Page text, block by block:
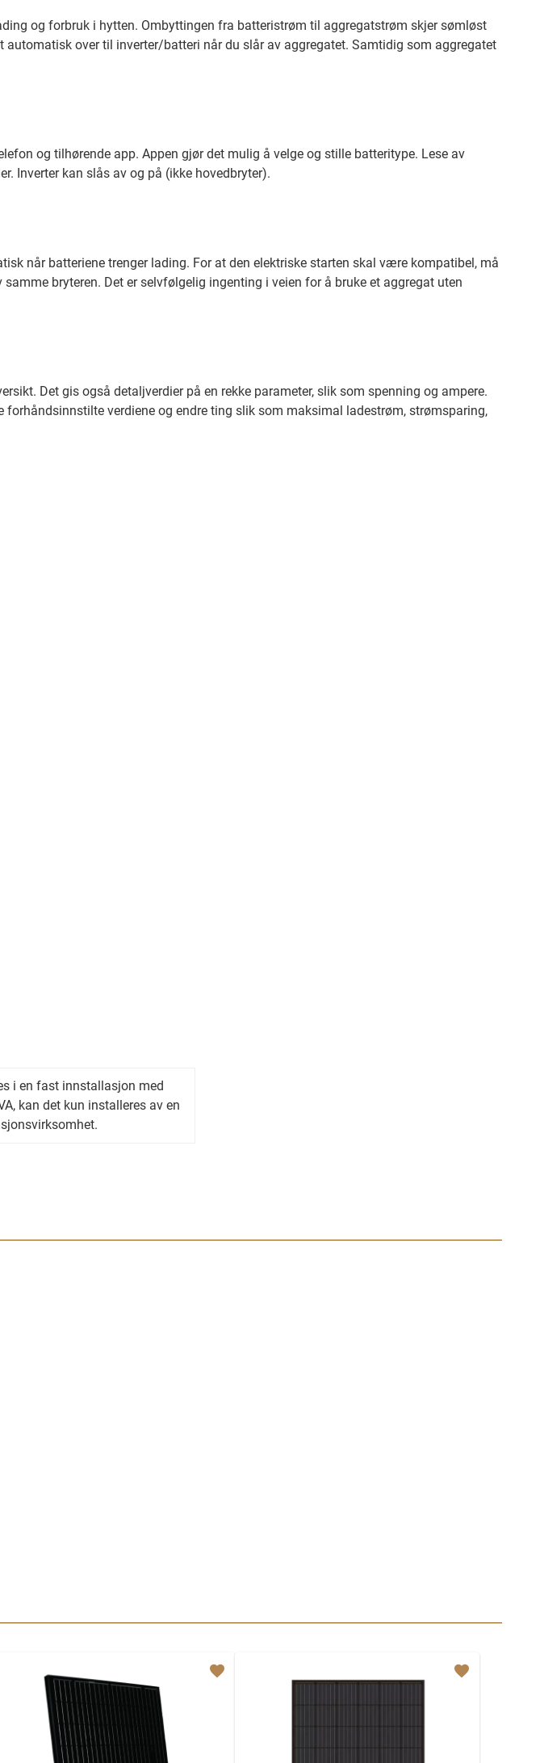
og forbruk i hytten. Ombyttingen fra batteristrøm til aggregatstrøm skjer sømløst
over til inverter/batteri når du slår av aggregatet. Samtidig som aggregatet
og tilhørende app. Appen gjør det mulig å velge og stille batteritype. Lese av
Inverter kan slås av og på (ikke hovedbryter).
når batteriene trenger lading. For at den elektriske starten skal være kompatibel, må
bryteren. Det er selvfølgelig ingenting i veien for å bruke et aggregat uten
Det gis også detaljverdier på en rekke parameter, slik som spenning og ampere.
verdiene og endre ting slik som maksimal ladestrøm, strømsparing,
i en fast innstallasjon med
kan det kun installeres av en